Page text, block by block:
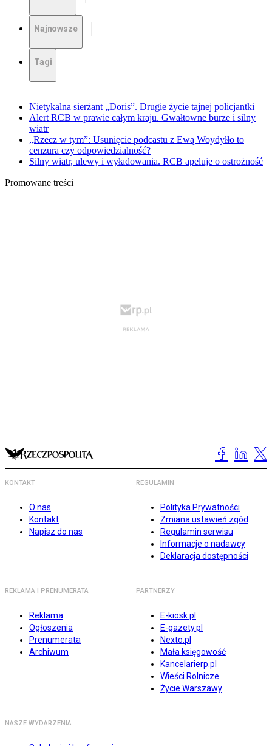
Najnowsze
Tagi
Nietykalna sierżant „Doris”. Drugie życie tajnej policjantki
Alert RCB w prawie całym kraju. Gwałtowne burze i silny
wiatr
„Rzecz w tym”: Usunięcie podcastu z Ewą Woydyłło to
cenzura czy odpowiedzialność?
Silny wiatr, ulewy i wyładowania. RCB apeluje o ostrożność
Promowane treści
KONTAKT
O nas
Kontakt
Napisz do nas
REGULAMIN
Polityka Prywatności
Zmiana ustawień zgód
Regulamin serwisu
Informacje o nadawcy
Deklaracja dostępności
REKLAMA I PRENUMERATA
Reklama
Ogłoszenia
Prenumerata
Archiwum
PARTNERZY
E-kiosk.pl
E-gazety.pl
Nexto.pl
Mała księgowość
Kancelarierp.pl
Wieści Rolnicze
Życie Warszawy
NASZE WYDARZENIA